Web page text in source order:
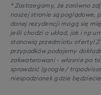
* Zastrzegamy, że zarówno
naszej stronie są poglądowe,
danej rezydencji mogą się
jeśli chodzi o układ, jak i np
stanowią przedmiotu oferty!
przypadków podajemy
zakwaterowani - własnie po
sprawdzić (google /
niespodzianek gdzie